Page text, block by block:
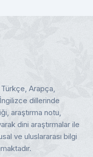
Türkçe, Arapça,
dillerinde
araştırma notu,
dini araştırmalar ile
ve uluslararası bilgi